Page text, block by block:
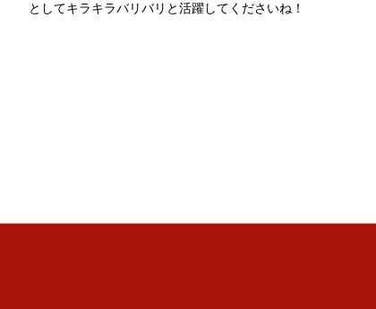
としてキラキラバリバリと活躍してくださいね！